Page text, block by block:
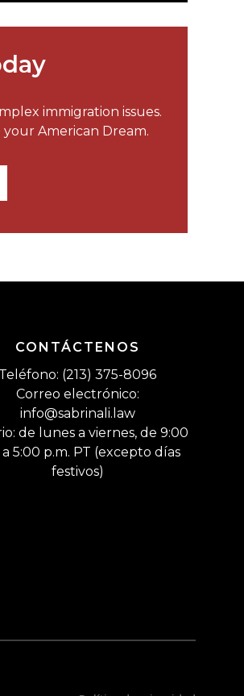
immigration issues.
American Dream.
CONTÁCTENOS
Teléfono: (213) 375-8096
Correo electrónico:
info@sabrinali.law
de lunes a viernes, de 9:00
a 5:00 p.m. PT (excepto días
festivos)